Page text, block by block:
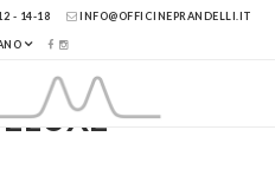
- 14-18 INFO@OFFICINEPRANDELLI.IT
>